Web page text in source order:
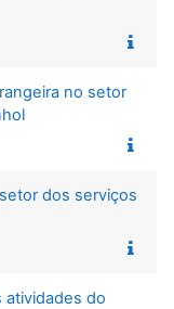
no setor
dos serviços
atividades do